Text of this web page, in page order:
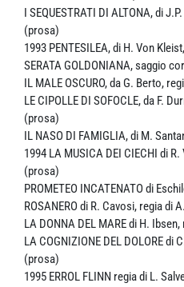
I SEQUESTRATI DI ALTONA, di
(prosa)
1993 PENTESILEA, di H. Von
SERATA GOLDONIANA, saggio
IL MALE OSCURO, da G. Berto,
LE CIPOLLE DI SOFOCLE, da F.
(prosa)
IL NASO DI FAMIGLIA, di M.
1994 LA MUSICA DEI CIECHI di
(prosa)
PROMETEO INCATENATO di
ROSANERO di R. Cavosi, regia di
LA DONNA DEL MARE di H.
LA COGNIZIONE DEL DOLORE di
(prosa)
1995 ERROL FLINN regia di L.